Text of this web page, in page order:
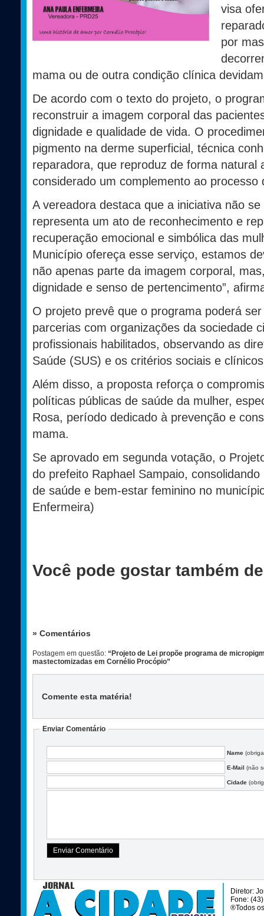
visa
por
mama ou de outra condição clínica
De acordo com o texto do projeto, o
reconstruir a imagem corporal das
dignidade e qualidade de vida. O
pigmento na derme superficial, técnica
reparadora, que reproduz de forma natural
considerado um complemento ao
A vereadora destaca que a iniciativa não
representa um ato de reconhecimento e
recuperação emocional e simbólica das
Município ofereça esse serviço, estamos
não apenas parte da imagem corporal,
dignidade e senso de pertencimento”,
O projeto prevê que o programa poderá
parcerias com organizações da sociedade
profissionais habilitados, observando as
Saúde (SUS) e os critérios sociais e
Além disso, a proposta reforça o
políticas públicas de saúde da mulher,
Rosa, período dedicado à prevenção e
mama.
Se aprovado em segunda votação, o
do prefeito Raphael Sampaio,
de saúde e bem-estar feminino no
Enfermeira)
Você pode gostar também
» Comentários
Postagem em questão: “Projeto de Lei propõe programa de
mastectomizadas em Cornélio Procópio”
Comente esta matéria!
Enviar Comentário
Name
E-Mail (não
Cidade
Diretor:
Fone:
®Todos